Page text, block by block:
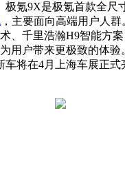
极氪9X是极氪首款全尺
，主要面向高端用户人
、千里浩瀚H9智能方
用户带来更极致的体验
车将在4月上海车展正式